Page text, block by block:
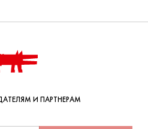
И ПАРТНЕРАМ